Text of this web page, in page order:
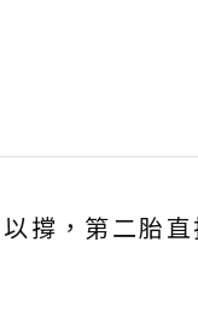
撐，第二胎